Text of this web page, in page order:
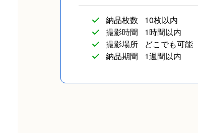
納品枚数
10枚以内
撮影時間
1時間以内
撮影場所
どこでも可能
納品期間
1週間以内